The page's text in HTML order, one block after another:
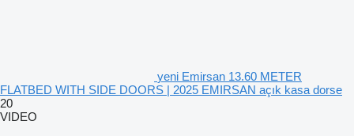
yeni Emirsan 13.60 METER
FLATBED WITH SIDE DOORS | 2025 EMIRSAN açık kasa dorse
20
VIDEO